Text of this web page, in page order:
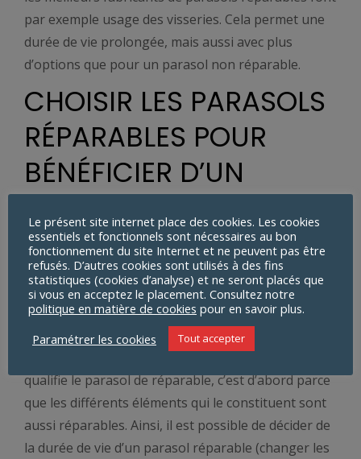
par exemple usage des visseries. Cela permet une
durée de vie prolongée, mais aussi avec plus
d’options que pour un parasol non réparable.
CHOISIR LES PARASOLS
RÉPARABLES POUR
BÉNÉFICIER D’UN
USAGE FLEXIBLE
Il faut savoir que les parasols réparables offrent
des options d’utilisation qu’il n’est pas possible
d’avoir avec les autres types de parasols. Pour
commencer, le parasol réparable est en fait un
assemblage de plusieurs éléments de très bonne
qualifie le parasol de réparable, c’est d’abord parce
que les différents éléments qui le constituent sont
aussi réparables. Ainsi, il est possible de décider de
la durée de vie d’un parasol réparable (changer les
Le présent site internet place des cookies. Les cookies
essentiels et fonctionnels sont nécessaires au bon
fonctionnement du site Internet et ne peuvent pas être
refusés. D’autres cookies sont utilisés à des fins
statistiques (cookies d’analyse) et ne seront placés que
si vous en acceptez le placement. Consultez notre
politique en matière de cookies pour en savoir plus.
Paramétrer les cookies
Tout accepter